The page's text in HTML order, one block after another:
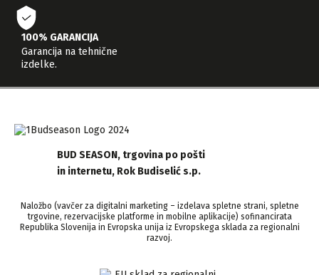
100% GARANCIJA
Garancija na tehnične
izdelke.
BUD SEASON, trgovina po pošti
in internetu, Rok Budiselić s.p.
Naložbo (vavčer za digitalni marketing – izdelava spletne strani, spletne
trgovine, rezervacijske platforme in mobilne aplikacije) sofinancirata
Republika Slovenija in Evropska unija iz Evropskega sklada za regionalni
razvoj.